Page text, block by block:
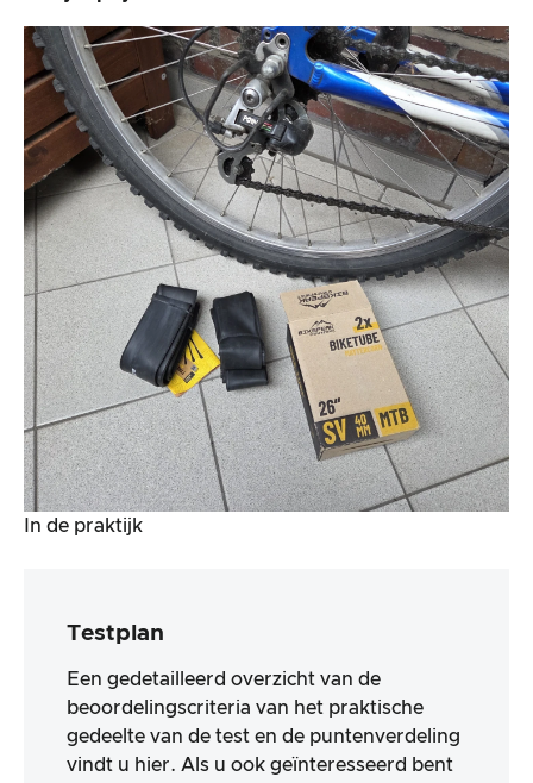
In de praktijk
Testplan
Een gedetailleerd overzicht van de
beoordelingscriteria van het praktische
gedeelte van de test en de puntenverdeling
vindt u hier. Als u ook geïnteresseerd bent